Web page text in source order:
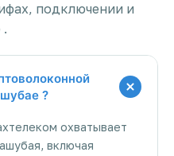
подключении и
сети Казахтелеком в Шашубае ?
охватывает
включая